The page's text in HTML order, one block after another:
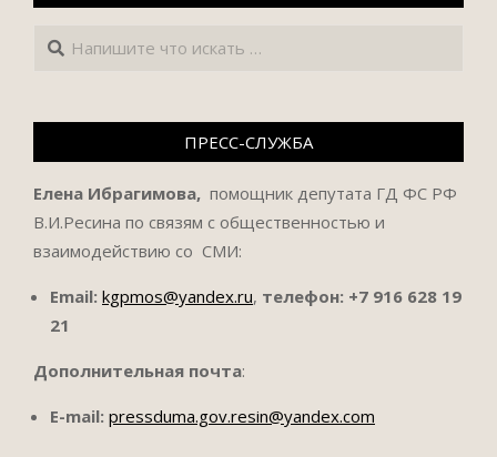
Поиск
ПРЕСС-СЛУЖБА
Елена Ибрагимова, помощник депутата ГД ФС РФ
В.И.Ресина по связям с общественностью и
взаимодействию со СМИ:
Email: kgpmos@yandex.ru, телефон: +7 916 628 19
21
Дополнительная почта:
E-mail: pressduma.gov.resin@yandex.com